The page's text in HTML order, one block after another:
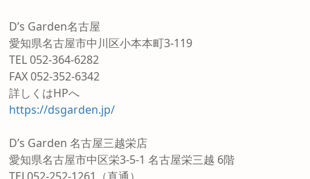
D’s Garden名古屋
愛知県名古屋市中川区小本本町3-119
TEL 052-364-6282
FAX 052-352-6342
詳しくはHPへ
https://dsgarden.jp/
D’s Garden 名古屋三越栄店
愛知県名古屋市中区栄3-5-1 名古屋栄三越 6階
TEL052-252-1261（直通）